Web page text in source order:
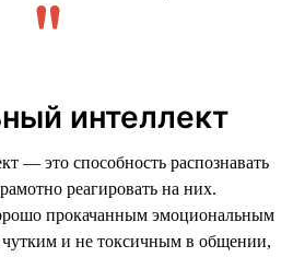
интеллект
— это способность распознавать
реагировать на них.
прокачанным эмоциональным
чутким и не токсичным в общении,